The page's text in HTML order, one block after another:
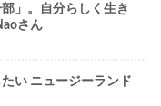
」。自分らしく生き
さん
い ニュージーランド